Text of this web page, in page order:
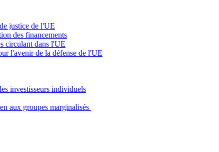
justice de l'UE
des financements
circulant dans l'UE
l'avenir de la défense de l'UE
investisseurs individuels
aux groupes marginalisés